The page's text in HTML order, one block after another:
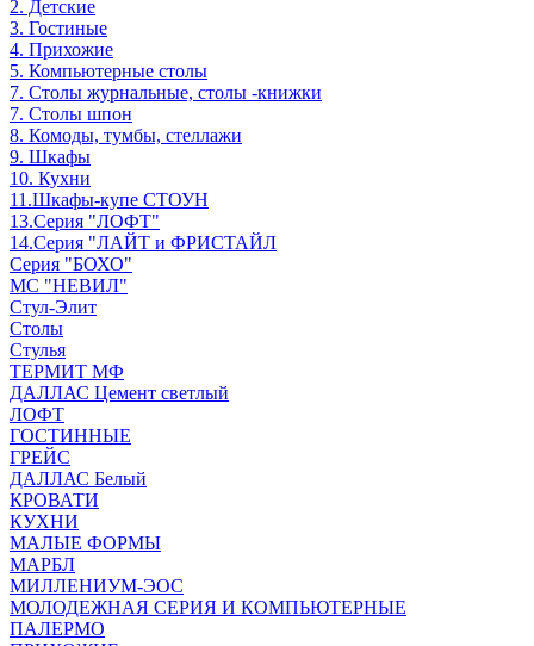
2. Детские
3. Гостиные
4. Прихожие
5. Компьютерные столы
7. Столы журнальные, столы -книжки
7. Столы шпон
8. Комоды, тумбы, стеллажи
9. Шкафы
10. Кухни
11.Шкафы-купе СТОУН
13.Серия "ЛОФТ"
14.Серия "ЛАЙТ и ФРИСТАЙЛ
Серия "БОХО"
МС "НЕВИЛ"
Стул-Элит
Столы
Стулья
ТЕРМИТ МФ
ДАЛЛАС Цемент светлый
ЛОФТ
ГОСТИННЫЕ
ГРЕЙС
ДАЛЛАС Белый
КРОВАТИ
КУХНИ
МАЛЫЕ ФОРМЫ
МАРБЛ
МИЛЛЕНИУМ-ЭОС
МОЛОДЕЖНАЯ СЕРИЯ И КОМПЬЮТЕРНЫЕ
ПАЛЕРМО